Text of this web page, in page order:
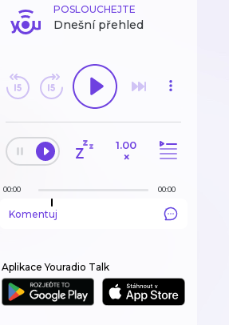
POSLOUCHEJTE
Dnešní přehled
1.00
×
00:00 00:00
Komentuj
Aplikace Youradio Talk